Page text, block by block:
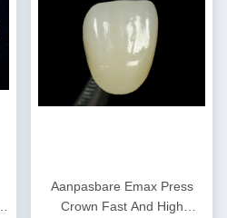
Aanpasbare Emax Press
Crown Fast And High